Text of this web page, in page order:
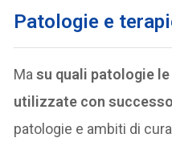
Patologie e
Masu quali patologie
utilizzate con
patologie e ambiti di